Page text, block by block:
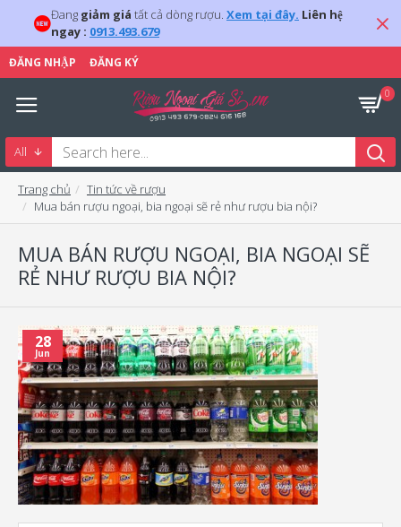
Đang giảm giá tất cả dòng rượu. Xem tại đây. Liên hệ
ngay : 0913.493.679
ĐĂNG NHẬP ĐĂNG KÝ
0
All
Trang chủ
Tin tức về rượu
Mua bán rượu ngoại, bia ngoại sẽ rẻ như rượu bia nội?
MUA BÁN RƯỢU NGOẠI, BIA NGOẠI SẼ
RẺ NHƯ RƯỢU BIA NỘI?
28
Jun